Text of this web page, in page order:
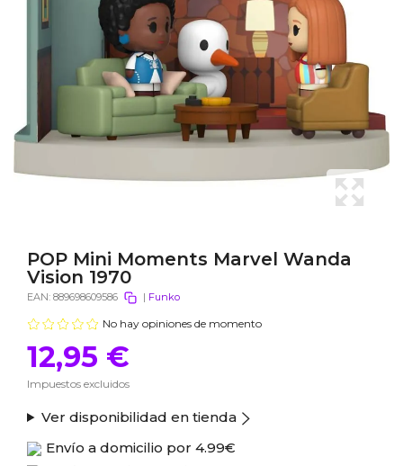
POP Mini Moments Marvel Wanda
Vision 1970
EAN: 889698609586 | Funko
No hay opiniones de momento
12,95 €
Impuestos excluidos
Ver disponibilidad en tienda
Envío a domicilio por 4.99€